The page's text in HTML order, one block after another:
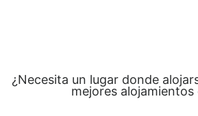
¿Necesita un lugar donde
mejores alojamientos